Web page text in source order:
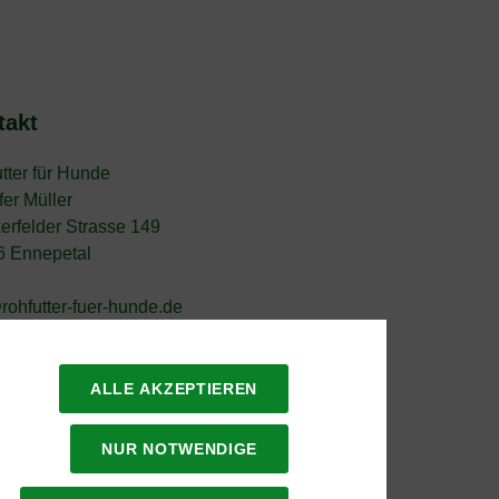
für Hunde
Müller
Strasse 149
Ennepetal
fuer-hunde.de
ALLE AKZEPTIEREN
NUR NOTWENDIGE